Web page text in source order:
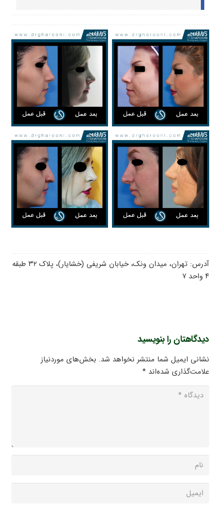
آدرس: تهران، میدان ونک، خیابان شریفی (خشایار)، پلاک ۳۲ طبقه
۴ واحد ۷
دیدگاهتان را بنویسید
نشانی ایمیل شما منتشر نخواهد شد. بخش‌های موردنیاز
علامت‌گذاری شده‌اند*